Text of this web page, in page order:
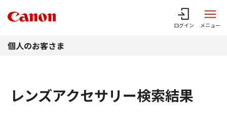
ログイン メニュー
個人のお客さま
レンズアクセサリー検索結果